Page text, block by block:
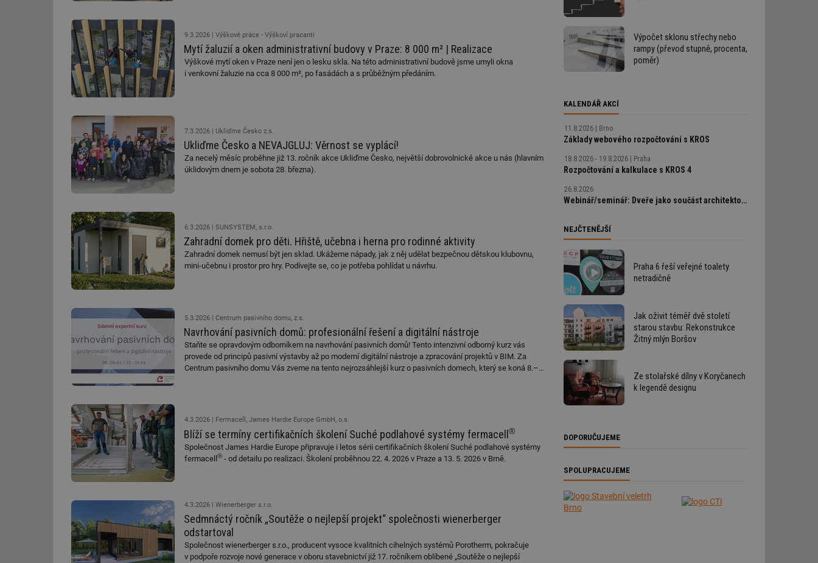
9.3.2026 Výškové práce - Výškoví pracanti
Mytí žaluzií a oken administrativní budovy v Praze: 8 000 m² | Realizace
Výškové mytí oken v Praze není jen o lesku skla. Na této administrativní budově jsme umyli okna
i venkovní žaluzie na cca 8 000 m², po fasádách a s průběžným předáním.
7.3.2026 Ukliďme Česko z.s.
Ukliďme Česko a NEVAJGLUJ: Věrnost se vyplácí!
Za necelý měsíc proběhne již 13. ročník akce Ukliďme Česko, největší dobrovolnické akce u nás (hlavním
úklidovým dnem je sobota 28. března).
6.3.2026 SUNSYSTEM, s.r.o.
Zahradní domek pro děti. Hřiště, učebna i herna pro rodinné aktivity
Zahradní domek nemusí být jen sklad. Ukážeme nápady, jak z něj udělat bezpečnou dětskou klubovnu,
mini-učebnu i prostor pro hry. Podívejte se, co je potřeba pohlídat u návrhu.
5.3.2026 Centrum pasivního domu, z.s.
Navrhování pasivních domů: profesionální řešení a digitální nástroje
Staňte se opravdovým odborníkem na navrhování pasivních domů! Tento intenzivní odborný kurz vás
provede od principů pasivní výstavby až po moderní digitální nástroje a zpracování projektů v BIM. Za
Centrum pasivního domu Vás zveme na tento nejrozsáhlejší kurz o pasivních domech, který se koná 8.–9.
4.3.2026 Fermacell, James Hardie Europe GmbH, o.s.
Blíží se termíny certifikačních školení Suché podlahové systémy fermacell®
Společnost James Hardie Europe připravuje i letos sérii certifikačních školení Suché podlahové systémy
fermacell® - od detailu po realizaci. Školení proběhnou 22. 4. 2026 v Praze a 13. 5. 2026 v Brně.
4.3.2026 Wienerberger s.r.o.
Sedmnáctý ročník „Soutěže o nejlepší projekt“ společnosti wienerberger
odstartoval
Společnost wienerberger s.r.o., producent vysoce kvalitních cihelných systémů Porotherm, pokračuje
v podpoře rozvoje nové generace v oboru stavebnictví již 17. ročníkem oblíbené „Soutěže o nejlepší
Výpočet sklonu střechy nebo
rampy (převod stupně, procenta,
poměr)
KALENDÁŘ AKCÍ
11.8.2026 Brno
Základy webového rozpočtování s KROS
18.8.2026 - 19.8.2026 Praha
Rozpočtování a kalkulace s KROS 4
26.8.2026
Webinář/seminář: Dveře jako součást architektonického detailu, technické řešení bez chyb
NEJČTENĚJŠÍ
Praha 6 řeší veřejné toalety
netradičně
Jak oživit téměř dvě století
starou stavbu: Rekonstrukce
Žitný mlýn Boršov
Ze stolařské dílny v Koryčanech
k legendě designu
DOPORUČUJEME
SPOLUPRACUJEME